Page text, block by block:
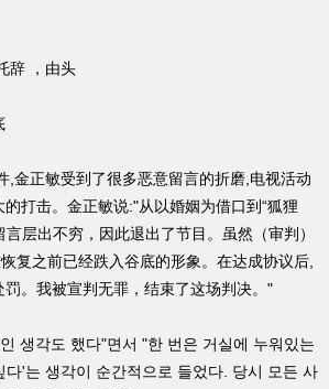
辞 ，由头
,金正敏受到了很多恶意留言的折磨,电视活动
打击。金正敏说:"从以婚姻为借口到“狐狸
层出不穷，因此退出了节目。虽然（审判）
复之前已经跌入谷底的形象。在达成协议后,
。我被宣判无罪，结束了这场判决。"
생각도 했다"면서 "한 번은 거실에 누워있는
다'는 생각이 순간적으로 들었다. 당시 모든 사